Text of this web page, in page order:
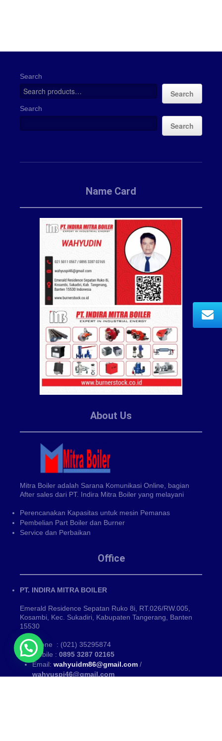
Search
Search
Search
Search
Name Card
About Us
Mitra Boiler adalah Sarana Komunikasi Online, bagian
After sales dari PT. Indira Mitra Boiler yang melayani
Perencanakan Kapasitas untuk mesin Pemanas
Pembelian Part Boiler dan Burner
Service dan Perbaikan
Office
PT. INDIRA MITRA BOILER
Emerald Residence Sepatan Ruko 8i, RT.026/RW.005,
Kosambi, Kec. Sukadiri, Kabupaten Tangerang, Banten
15530
Phone : (021) 35295874
Mobile : 0895 3287 02165
Email: wahyuidm86@gmail.com /
wahyuspi46@gmail.com